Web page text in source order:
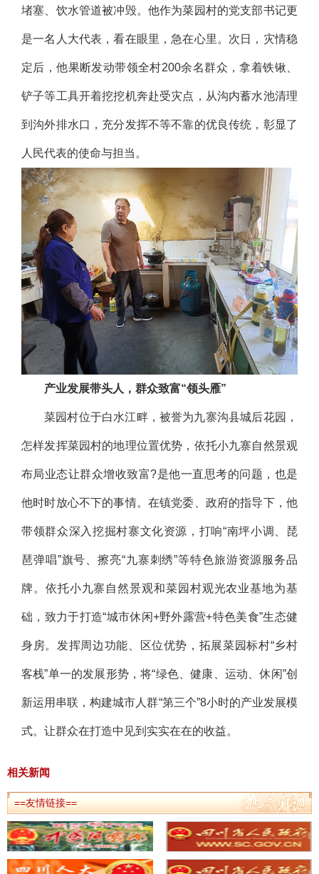
堵塞、饮水管道被冲毁。他作为菜园村的党支部书记更
是一名人大代表，看在眼里，急在心里。次日，灾情稳
定后，他果断发动带领全村200余名群众，拿着铁锹、
铲子等工具开着挖挖机奔赴受灾点，从沟内蓄水池清理
到沟外排水口，充分发挥不等不靠的优良传统，彰显了
人民代表的使命与担当。
产业发展带头人，群众致富“领头雁”
菜园村位于白水江畔，被誉为九寨沟县城后花园，
怎样发挥菜园村的地理位置优势，依托小九寨自然景观
布局业态让群众增收致富?是他一直思考的问题，也是
他时时放心不下的事情。在镇党委、政府的指导下，他
带领群众深入挖掘村寨文化资源，打响“南坪小调、琵
琶弹唱”旗号、擦亮“九寨刺绣”等特色旅游资源服务品
牌。依托小九寨自然景观和菜园村观光农业基地为基
础，致力于打造“城市休闲+野外露营+特色美食”生态健
身房。发挥周边功能、区位优势，拓展菜园标村“乡村
客栈”单一的发展形势，将“绿色、健康、运动、休闲”创
新运用串联，构建城市人群“第三个”8小时的产业发展模
式。让群众在打造中见到实实在在的收益。
相关新闻
==友情链接==